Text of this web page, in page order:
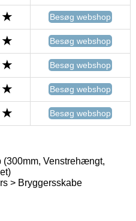
Besøg webshop
Besøg webshop
Besøg webshop
Besøg webshop
Besøg webshop
(300mm, Venstrehængt,
> Bryggersskabe